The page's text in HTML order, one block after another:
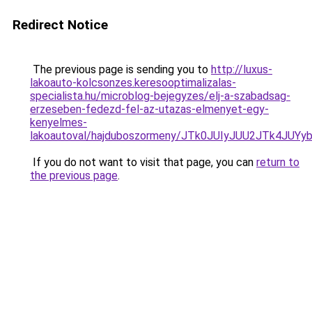
Redirect Notice
The previous page is sending you to http://luxus-
lakoauto-kolcsonzes.keresooptimalizalas-
specialista.hu/microblog-bejegyzes/elj-a-szabadsag-
erzeseben-fedezd-fel-az-utazas-elmenyet-egy-
kenyelmes-
lakoautoval/hajduboszormeny/
If you do not want to visit that page, you can return to
the previous page.